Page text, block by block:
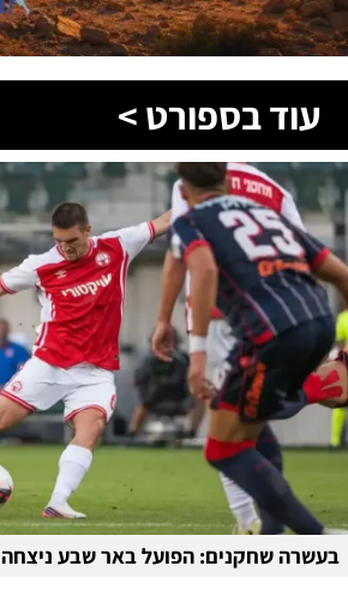
עוד בספורט >
בעשרה שחקנים: הפועל באר שבע ניצחה 0:1 את הכוכב האדום